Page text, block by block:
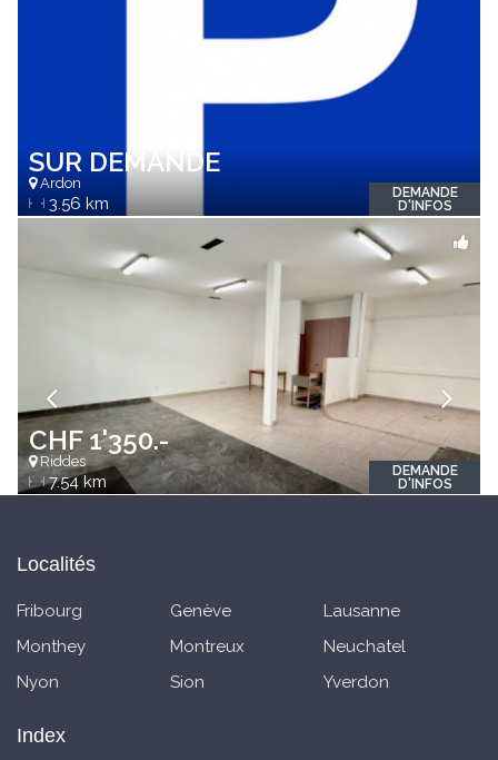
SUR DEMANDE
Ardon
3.56 km
DEMANDE
D'INFOS
CHF 1'350.-
Riddes
7.54 km
DEMANDE
D'INFOS
Localités
Fribourg Genève
Lausanne
Monthey
Montreux
Neuchatel
Nyon
Sion Yverdon
Index